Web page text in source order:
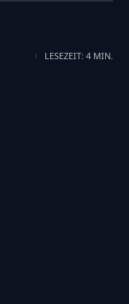
LESEZEIT: 4 MIN.